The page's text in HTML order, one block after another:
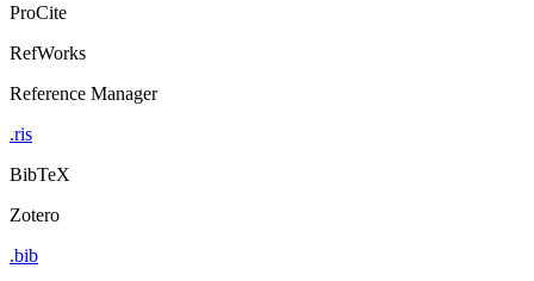
ProCite
RefWorks
Reference Manager
.ris
BibTeX
Zotero
.bib